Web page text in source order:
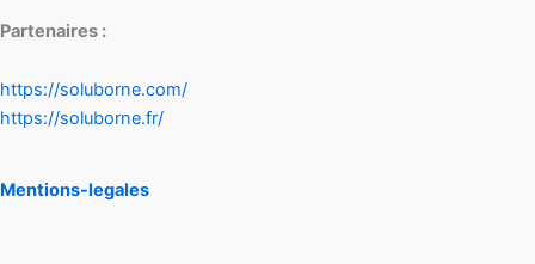
Partenaires :
https://soluborne.com/
https://soluborne.fr/
Mentions-legales